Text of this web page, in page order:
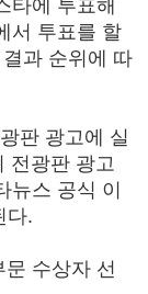
타에 투표해
서 투표를 할
과 순위에 따
판 광고에 실
전광판 광고
뉴스 공식 이
다.
수상자 선